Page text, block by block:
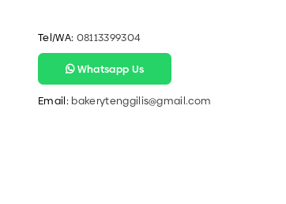
Tel/WA: 08113399304
Whatsapp Us
Email: bakerytenggilis@gmail.com